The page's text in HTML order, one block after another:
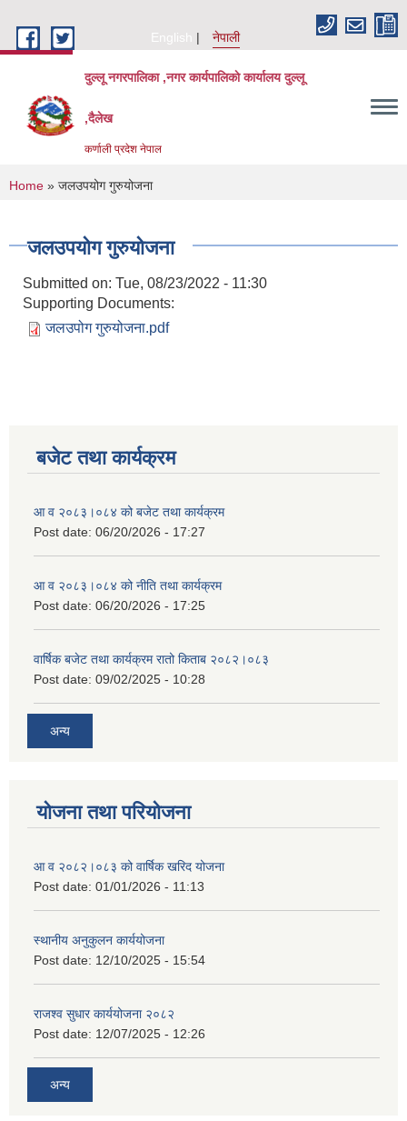
English
नेपाली
दुल्लू नगरपालिका ,नगर कार्यपालिकाे कार्यालय दुल्लू
,दैलेख
कर्णाली प्रदेश नेपाल
You are here
Home » जलउपयोग गुरुयोजना
जलउपयोग गुरुयोजना
Submitted on: Tue, 08/23/2022 - 11:30
Supporting Documents:
जलउपोग गुरुयोजना.pdf
बजेट तथा कार्यक्रम
आ व २०८३।०८४ को बजेट तथा कार्यक्रम
Post date: 06/20/2026 - 17:27
आ व २०८३।०८४ को नीति तथा कार्यक्रम
Post date: 06/20/2026 - 17:25
वार्षिक बजेट तथा कार्यक्रम रातो किताब २०८२।०८३
Post date: 09/02/2025 - 10:28
अन्य
योजना तथा परियोजना
आ व २०८२।०८३ को वार्षिक खरिद योजना
Post date: 01/01/2026 - 11:13
स्थानीय अनुकुलन कार्ययोजना
Post date: 12/10/2025 - 15:54
राजश्व सुधार कार्ययोजना २०८२
Post date: 12/07/2025 - 12:26
अन्य